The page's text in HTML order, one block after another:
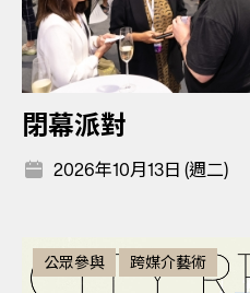
閉幕派對
2026年10月13日 (週二)
公眾參與 跨媒介藝術